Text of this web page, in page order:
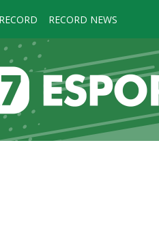
RECORD RECORD NEWS